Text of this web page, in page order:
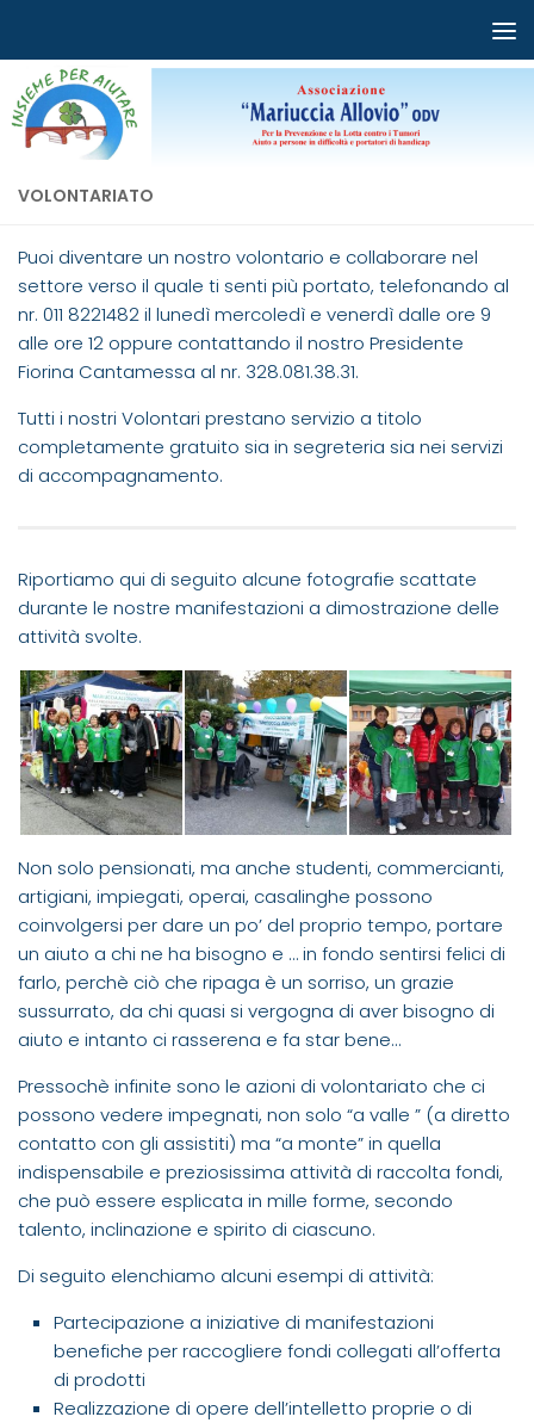
VOLONTARIATO
Puoi diventare un nostro volontario e collaborare nel
settore verso il quale ti senti più portato, telefonando al
nr. 011 8221482 il lunedì mercoledì e venerdì dalle ore 9
alle ore 12 oppure contattando il nostro Presidente
Fiorina Cantamessa al nr. 328.081.38.31.
Tutti i nostri Volontari prestano servizio a titolo
completamente gratuito sia in segreteria sia nei servizi
di accompagnamento.
Riportiamo qui di seguito alcune fotografie scattate
durante le nostre manifestazioni a dimostrazione delle
attività svolte.
Non solo pensionati, ma anche studenti, commercianti,
artigiani, impiegati, operai, casalinghe possono
coinvolgersi per dare un po’ del proprio tempo, portare
un aiuto a chi ne ha bisogno e … in fondo sentirsi felici di
farlo, perchè ciò che ripaga è un sorriso, un grazie
sussurrato, da chi quasi si vergogna di aver bisogno di
aiuto e intanto ci rasserena e fa star bene…
Pressochè infinite sono le azioni di volontariato che ci
possono vedere impegnati, non solo “a valle ” (a diretto
contatto con gli assistiti) ma “a monte” in quella
indispensabile e preziosissima attività di raccolta fondi,
che può essere esplicata in mille forme, secondo
talento, inclinazione e spirito di ciascuno.
Di seguito elenchiamo alcuni esempi di attività:
Partecipazione a iniziative di manifestazioni
benefiche per raccogliere fondi collegati all’offerta
di prodotti
Realizzazione di opere dell’intelletto proprie o di